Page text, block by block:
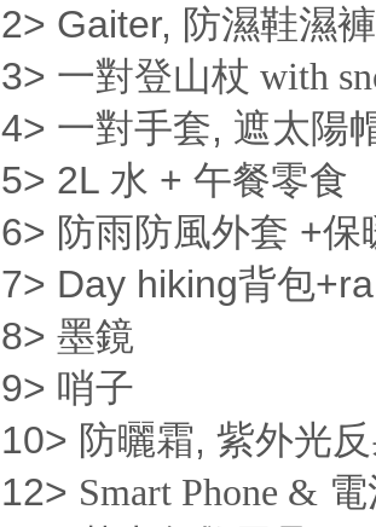
2> Gaiter, 防濕鞋濕
3> 一對登山杖 with
4> 一對手套, 遮太陽
5> 2L 水 + 午餐零食
6> 防雨防風外套 +保
7> Day hiking背包
8> 墨鏡
9> 哨子
10> 防曬霜, 紫外光
12> Smart Phone &